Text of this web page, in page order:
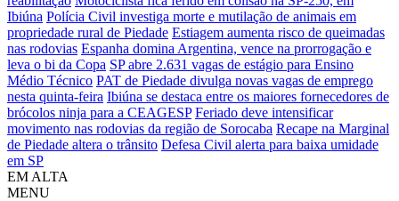
Ibiúna Polícia Civil investiga morte e mutilação de animais em
propriedade rural de Piedade Estiagem aumenta risco de queimadas
nas rodovias Espanha domina Argentina, vence na prorrogação e
leva o bi da Copa SP abre 2.631 vagas de estágio para Ensino
Médio Técnico PAT de Piedade divulga novas vagas de emprego
nesta quinta-feira Ibiúna se destaca entre os maiores fornecedores de
brócolos ninja para a CEAGESP Feriado deve intensificar
movimento nas rodovias da região de Sorocaba Recape na Marginal
de Piedade altera o trânsito Defesa Civil alerta para baixa umidade
em SP
EM ALTA
MENU